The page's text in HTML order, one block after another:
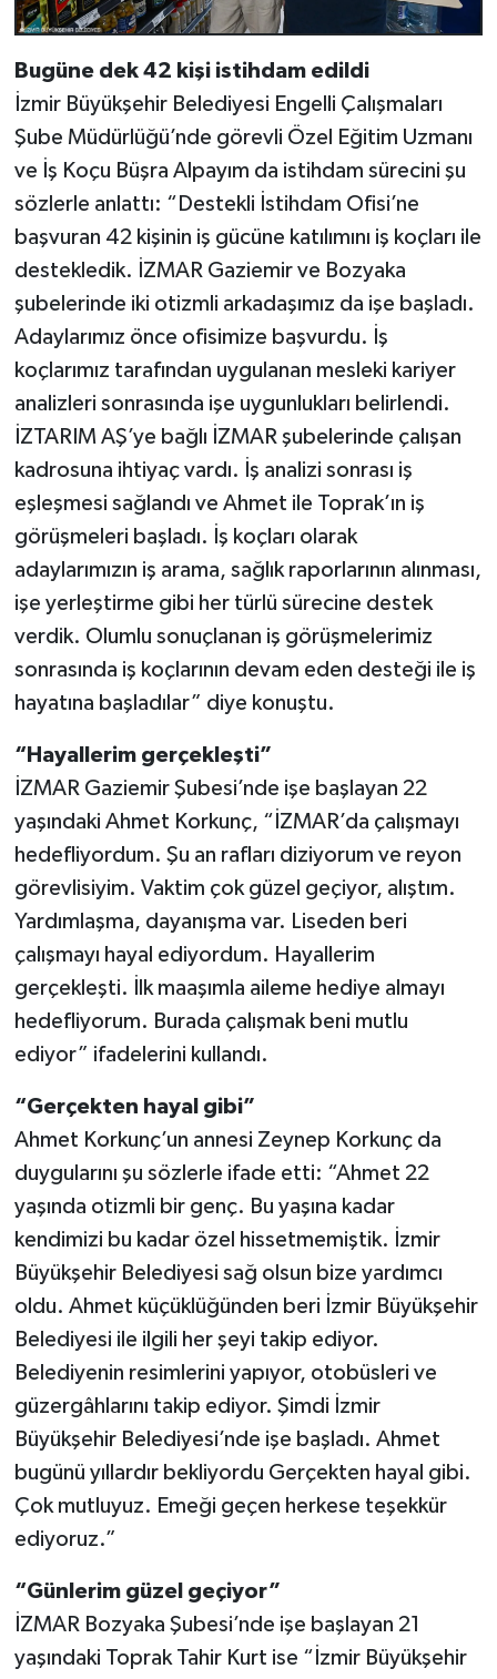
Bugüne dek 42 kişi istihdam edildi
İzmir Büyükşehir Belediyesi Engelli Çalışmaları
Şube Müdürlüğü’nde görevli Özel Eğitim Uzmanı
ve İş Koçu Büşra Alpayım da istihdam sürecini şu
sözlerle anlattı: “Destekli İstihdam Ofisi’ne
başvuran 42 kişinin iş gücüne katılımını iş koçları ile
destekledik. İZMAR Gaziemir ve Bozyaka
şubelerinde iki otizmli arkadaşımız da işe başladı.
Adaylarımız önce ofisimize başvurdu. İş
koçlarımız tarafından uygulanan mesleki kariyer
analizleri sonrasında işe uygunlukları belirlendi.
İZTARIM AŞ’ye bağlı İZMAR şubelerinde çalışan
kadrosuna ihtiyaç vardı. İş analizi sonrası iş
eşleşmesi sağlandı ve Ahmet ile Toprak’ın iş
görüşmeleri başladı. İş koçları olarak
adaylarımızın iş arama, sağlık raporlarının alınması,
işe yerleştirme gibi her türlü sürecine destek
verdik. Olumlu sonuçlanan iş görüşmelerimiz
sonrasında iş koçlarının devam eden desteği ile iş
hayatına başladılar” diye konuştu.
“Hayallerim gerçekleşti”
İZMAR Gaziemir Şubesi’nde işe başlayan 22
yaşındaki Ahmet Korkunç, “İZMAR’da çalışmayı
hedefliyordum. Şu an rafları diziyorum ve reyon
görevlisiyim. Vaktim çok güzel geçiyor, alıştım.
Yardımlaşma, dayanışma var. Liseden beri
çalışmayı hayal ediyordum. Hayallerim
gerçekleşti. İlk maaşımla aileme hediye almayı
hedefliyorum. Burada çalışmak beni mutlu
ediyor” ifadelerini kullandı.
“Gerçekten hayal gibi”
Ahmet Korkunç’un annesi Zeynep Korkunç da
duygularını şu sözlerle ifade etti: “Ahmet 22
yaşında otizmli bir genç. Bu yaşına kadar
kendimizi bu kadar özel hissetmemiştik. İzmir
Büyükşehir Belediyesi sağ olsun bize yardımcı
oldu. Ahmet küçüklüğünden beri İzmir Büyükşehir
Belediyesi ile ilgili her şeyi takip ediyor.
Belediyenin resimlerini yapıyor, otobüsleri ve
güzergâhlarını takip ediyor. Şimdi İzmir
Büyükşehir Belediyesi’nde işe başladı. Ahmet
bugünü yıllardır bekliyordu Gerçekten hayal gibi.
Çok mutluyuz. Emeği geçen herkese teşekkür
ediyoruz.”
“Günlerim güzel geçiyor”
İZMAR Bozyaka Şubesi’nde işe başlayan 21
yaşındaki Toprak Tahir Kurt ise “İzmir Büyükşehir